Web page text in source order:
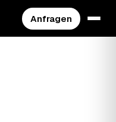
Anfragen